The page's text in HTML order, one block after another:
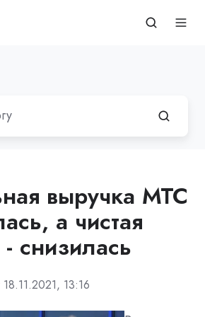
выручка МТС
а чистая
снизилась
18.11.2021, 13:16